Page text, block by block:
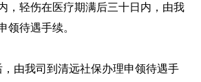
，轻伤在医疗期满后三十日内，由我
领待遇手续。
由我司到清远社保办理申领待遇手